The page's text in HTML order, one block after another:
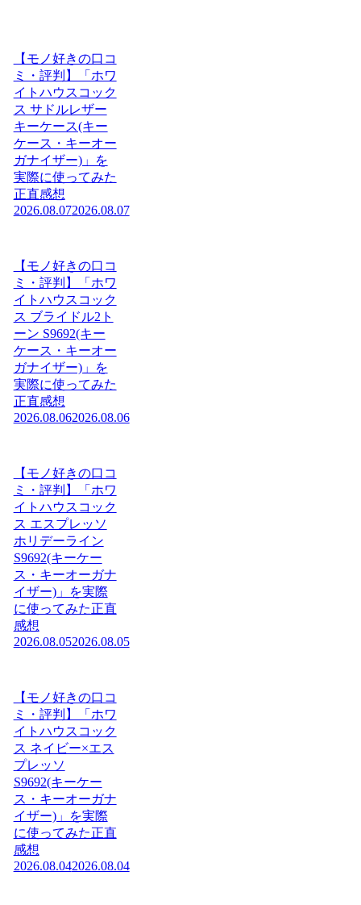
【モノ好きの口コ
ミ・評判】「ホワ
イトハウスコック
ス サドルレザー
キーケース(キー
ケース・キーオー
ガナイザー)」を
実際に使ってみた
正直感想
2026.08.072026.08.07
【モノ好きの口コ
ミ・評判】「ホワ
イトハウスコック
ス ブライドル2ト
ーン S9692(キー
ケース・キーオー
ガナイザー)」を
実際に使ってみた
正直感想
2026.08.062026.08.06
【モノ好きの口コ
ミ・評判】「ホワ
イトハウスコック
ス エスプレッソ
ホリデーライン
S9692(キーケー
ス・キーオーガナ
イザー)」を実際
に使ってみた正直
感想
2026.08.052026.08.05
【モノ好きの口コ
ミ・評判】「ホワ
イトハウスコック
ス ネイビー×エス
プレッソ
S9692(キーケー
ス・キーオーガナ
イザー)」を実際
に使ってみた正直
感想
2026.08.042026.08.04